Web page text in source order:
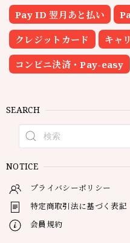
Pay ID 翌月あと払い
クレジットカード キャ
コンビニ決済・Pay-easy
SEARCH
NOTICE
プライバシーポリシー
特定商取引法に基づく表記
会員規約